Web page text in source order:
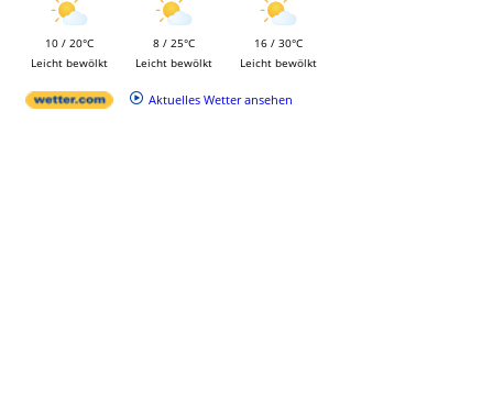
10 / 20°C
Leicht bewölkt
8 / 25°C
Leicht bewölkt
16 / 30°C
Leicht bewölkt
Aktuelles Wetter ansehen